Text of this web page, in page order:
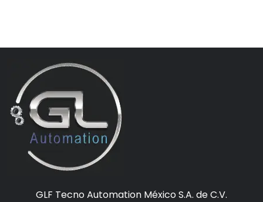
GLF Tecno Automation México S.A. de C.V.